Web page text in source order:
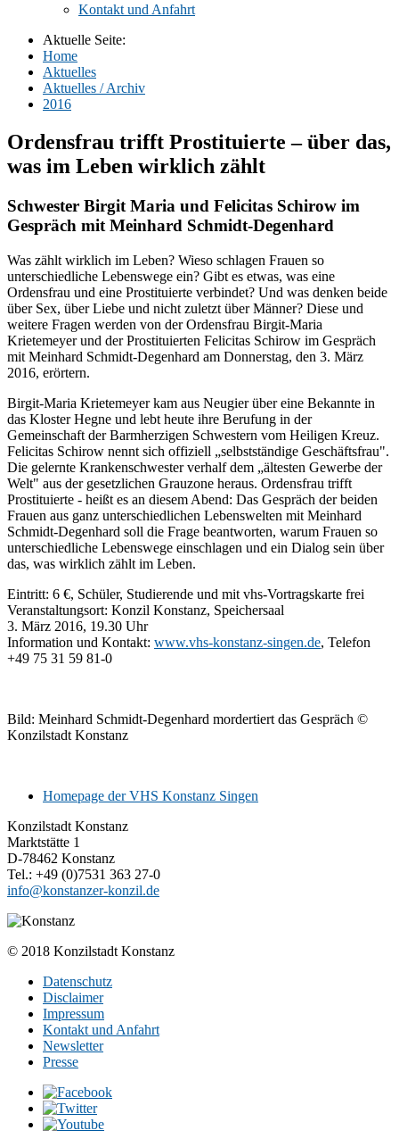
Kontakt und Anfahrt
Aktuelle Seite:
Home
Aktuelles
Aktuelles / Archiv
2016
Ordensfrau trifft Prostituierte – über das,
was im Leben wirklich zählt
Schwester Birgit Maria und Felicitas Schirow im
Gespräch mit Meinhard Schmidt-Degenhard
Was zählt wirklich im Leben? Wieso schlagen Frauen so
unterschiedliche Lebenswege ein? Gibt es etwas, was eine
Ordensfrau und eine Prostituierte verbindet? Und was denken beide
über Sex, über Liebe und nicht zuletzt über Männer? Diese und
weitere Fragen werden von der Ordensfrau Birgit-Maria
Krietemeyer und der Prostituierten Felicitas Schirow im Gespräch
mit Meinhard Schmidt-Degenhard am Donnerstag, den 3. März
2016, erörtern.
Birgit-Maria Krietemeyer kam aus Neugier über eine Bekannte in
das Kloster Hegne und lebt heute ihre Berufung in der
Gemeinschaft der Barmherzigen Schwestern vom Heiligen Kreuz.
Felicitas Schirow nennt sich offiziell „selbstständige Geschäftsfrau".
Die gelernte Krankenschwester verhalf dem „ältesten Gewerbe der
Welt" aus der gesetzlichen Grauzone heraus. Ordensfrau trifft
Prostituierte - heißt es an diesem Abend: Das Gespräch der beiden
Frauen aus ganz unterschiedlichen Lebenswelten mit Meinhard
Schmidt-Degenhard soll die Frage beantworten, warum Frauen so
unterschiedliche Lebenswege einschlagen und ein Dialog sein über
das, was wirklich zählt im Leben.
Eintritt: 6 €, Schüler, Studierende und mit vhs-Vortragskarte frei
Veranstaltungsort: Konzil Konstanz, Speichersaal
3. März 2016, 19.30 Uhr
Information und Kontakt: www.vhs-konstanz-singen.de, Telefon
+49 75 31 59 81-0
Bild: Meinhard Schmidt-Degenhard mordertiert das Gespräch ©
Konzilstadt Konstanz
Homepage der VHS Konstanz Singen
Konzilstadt Konstanz
Marktstätte 1
D-78462 Konstanz
Tel.: +49 (0)7531 363 27-0
info@konstanzer-konzil.de
© 2018 Konzilstadt Konstanz
Datenschutz
Disclaimer
Impressum
Kontakt und Anfahrt
Newsletter
Presse